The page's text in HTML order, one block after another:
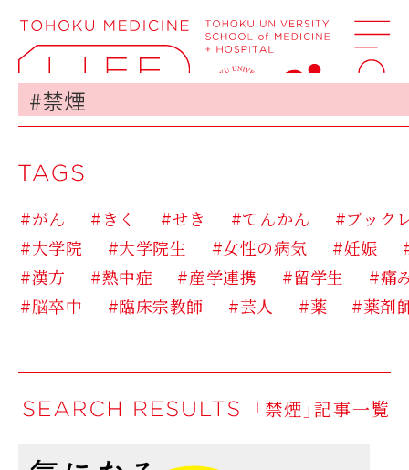
#がん #きく #せき #てんかん
#ブック
#大学院
#大学院生 #女性の病気 #妊娠
#漢方
#熱中症 #産学連携 #留学生
#痛
#脳卒中
#臨床宗教師 #芸人 #薬 #薬剤
「禁煙」記事一覧